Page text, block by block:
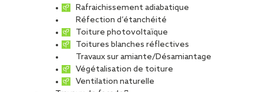
Rafraichissement adiabatique
Réfection d’étanchéité
Toiture photovoltaïque
Toitures blanches réflectives
Travaux sur amiante/Désamiantage
Végétalisation de toiture
Ventilation naturelle